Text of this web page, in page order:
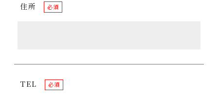
住所 必須
TEL 必須